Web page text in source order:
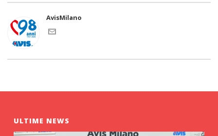
AvisMilano
ULTIME NEWS